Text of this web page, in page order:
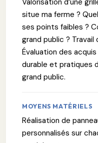
situe ma ferme ?
ses points faibles ?
grand public ?
Évaluation des
durable et pratiques
grand public.
MOYENS MATÉRIELS
Réalisation de
personnalisés sur